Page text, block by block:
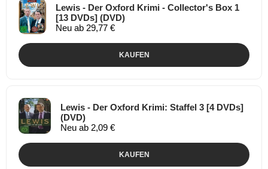
Lewis - Der Oxford Krimi - Collector's Box 1
[13 DVDs] (DVD)
Neu ab 29,77 €
KAUFEN
Lewis - Der Oxford Krimi: Staffel 3 [4 DVDs]
(DVD)
Neu ab 2,09 €
KAUFEN